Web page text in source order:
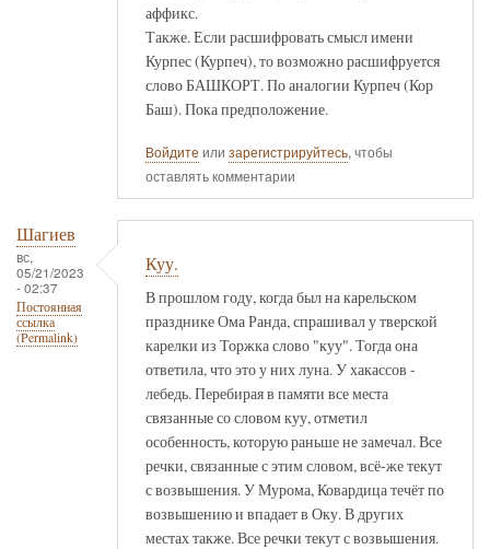
аффикс.
Также. Если расшифровать смысл имени
Курпес (Курпеч), то возможно расшифруется
слово БАШКОРТ. По аналогии Курпеч (Кор
Баш). Пока предположение.
Войдите или зарегистрируйтесь, чтобы
оставлять комментарии
Шагиев
вс,
05/21/2023
- 02:37
Постоянная
ссылка
(Permalink)
Куу.
В прошлом году, когда был на карельском
празднике Ома Ранда, спрашивал у тверской
карелки из Торжка слово "куу". Тогда она
ответила, что это у них луна. У хакассов -
лебедь. Перебирая в памяти все места
связанные со словом куу, отметил
особенность, которую раньше не замечал. Все
речки, связанные с этим словом, всё-же текут
с возвышения. У Мурома, Ковардица течёт по
возвышению и впадает в Оку. В других
местах также. Все речки текут с возвышения.